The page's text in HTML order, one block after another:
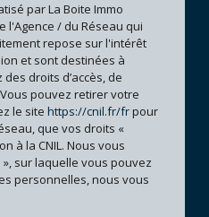
par La Boite Immo
l'Agence / du Réseau qui
repose sur l'intérêt
et sont destinées à
droits d’accès, de
pouvez retirer votre
le site https://cnil.fr/frpour
que vos droits «
à la CNIL. Nous vous
sur laquelle vous pouvez
personnelles, nous vous